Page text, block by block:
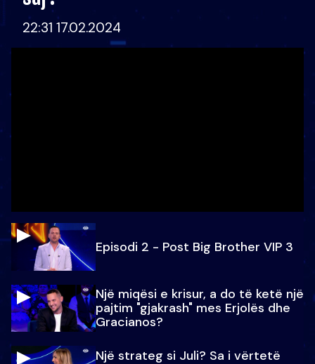
22:31 17.02.2024
Episodi 2 - Post Big Brother VIP 3
Një miqësi e krisur, a do të ketë një
pajtim "gjakrash" mes Erjolës dhe
Gracianos?
Një strateg si Juli? Sa i vërtetë